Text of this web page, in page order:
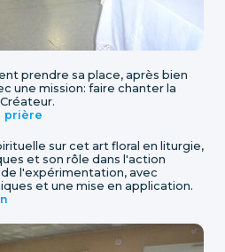
prendre sa place, après bien
une mission: faire chanter la
prière
sur cet art floral en liturgie,
et son rôle dans l'action
l'expérimentation, avec
et une mise en application.